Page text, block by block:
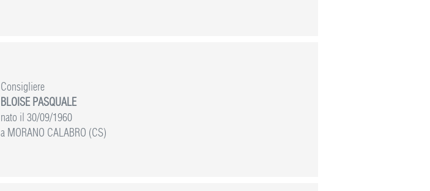
Consigliere
BLOISE PASQUALE
nato il 30/09/1960
a MORANO CALABRO (CS)